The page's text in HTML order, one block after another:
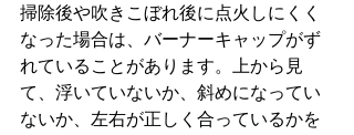
掃除後や吹きこぼれ後に点火しにくく
なった場合は、バーナーキャップがず
れていることがあります。上から見
て、浮いていないか、斜めになってい
ないか、左右が正しく合っているかを